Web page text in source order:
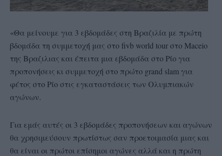
«Θα μείνουμε για 3 εβδομάδες στη Βραζιλία με πρώτη
βδομάδα τη συμμετοχή μας στο fivb world tour στο Maceio
της Βραζιλιας και έπειτα μια εβδομάδα στο Ρίο για
προπονήσεις κι συμμετοχή στο πρώτο grand slam για
φέτος στο Ρίο στις εγκαταστάσεις των Ολυμπιακών
αγώνων.
Για εμάς αυτές οι 3 εβδομάδες προπονήσεων και αγώνων
θα χρησιμεύσουν πρωτίστως σαν προετοιμασία μιας και
θα είναι οι πρώτοι επίσημοι αγώνες αλλά και η πρώτη